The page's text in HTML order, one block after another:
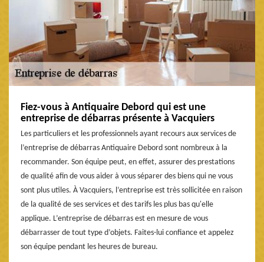
Fiez-vous à Antiquaire Debord qui est une
entreprise de débarras présente à Vacquiers
Les particuliers et les professionnels ayant recours aux services de
l’entreprise de débarras Antiquaire Debord sont nombreux à la
recommander. Son équipe peut, en effet, assurer des prestations
de qualité afin de vous aider à vous séparer des biens qui ne vous
sont plus utiles. À Vacquiers, l’entreprise est très sollicitée en raison
de la qualité de ses services et des tarifs les plus bas qu'elle
applique. L’entreprise de débarras est en mesure de vous
débarrasser de tout type d’objets. Faites-lui confiance et appelez
son équipe pendant les heures de bureau.